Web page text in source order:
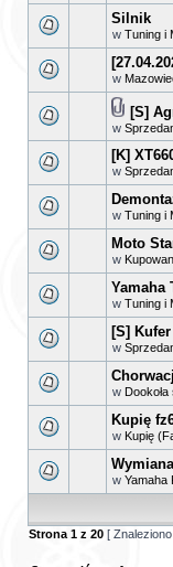
Silnik
w Tuning i
w
[S]
w
[K]
w
w Tuning i
Moto
w
Yamaha
w Tuning i
[S]
w
w
Kupię
w Kupię
w Yamaha
Strona 1 z 20 [